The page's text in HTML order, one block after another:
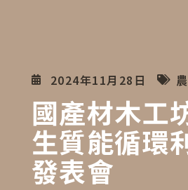
2024年11月28日
國產材木工
生質能循環
發表會